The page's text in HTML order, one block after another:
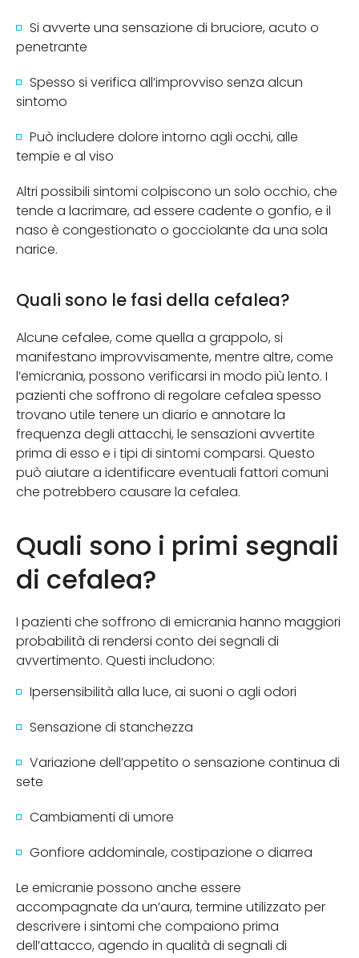
Si avverte una sensazione di bruciore, acuto o
penetrante
Spesso si verifica all’improvviso senza alcun
sintomo
Può includere dolore intorno agli occhi, alle
tempie e al viso
Altri possibili sintomi colpiscono un solo occhio, che
tende a lacrimare, ad essere cadente o gonfio, e il
naso è congestionato o gocciolante da una sola
narice.
Quali sono le fasi della cefalea?
Alcune cefalee, come quella a grappolo, si
manifestano improvvisamente, mentre altre, come
l’emicrania, possono verificarsi in modo più lento. I
pazienti che soffrono di regolare cefalea spesso
trovano utile tenere un diario e annotare la
frequenza degli attacchi, le sensazioni avvertite
prima di esso e i tipi di sintomi comparsi. Questo
può aiutare a identificare eventuali fattori comuni
che potrebbero causare la cefalea.
Quali sono i primi segnali
di cefalea?
I pazienti che soffrono di emicrania hanno maggiori
probabilità di rendersi conto dei segnali di
avvertimento. Questi includono:
Ipersensibilità alla luce, ai suoni o agli odori
Sensazione di stanchezza
Variazione dell’appetito o sensazione continua di
sete
Cambiamenti di umore
Gonfiore addominale, costipazione o diarrea
Le emicranie possono anche essere
accompagnate da un’aura, termine utilizzato per
descrivere i sintomi che compaiono prima
dell’attacco, agendo in qualità di segnali di